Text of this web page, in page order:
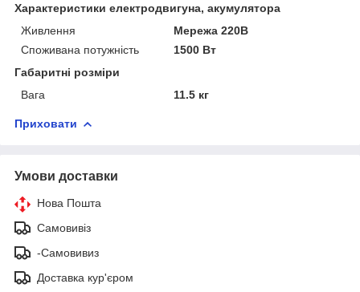
Характеристики електродвигуна, акумулятора
Живлення
Мережа 220В
Споживана потужність
1500 Вт
Габаритні розміри
Вага
11.5 кг
Приховати
Умови доставки
Нова Пошта
Самовивіз
-Самовивиз
Доставка кур'єром